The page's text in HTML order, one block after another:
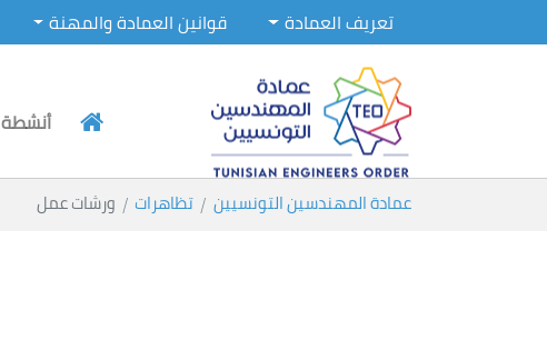
Skip to main content
تعريف العمادة قوانين العمادة والمهنة
أنشطة
You are here:
عمادة المهندسين التونسيين تظاهرات ورشات عمل